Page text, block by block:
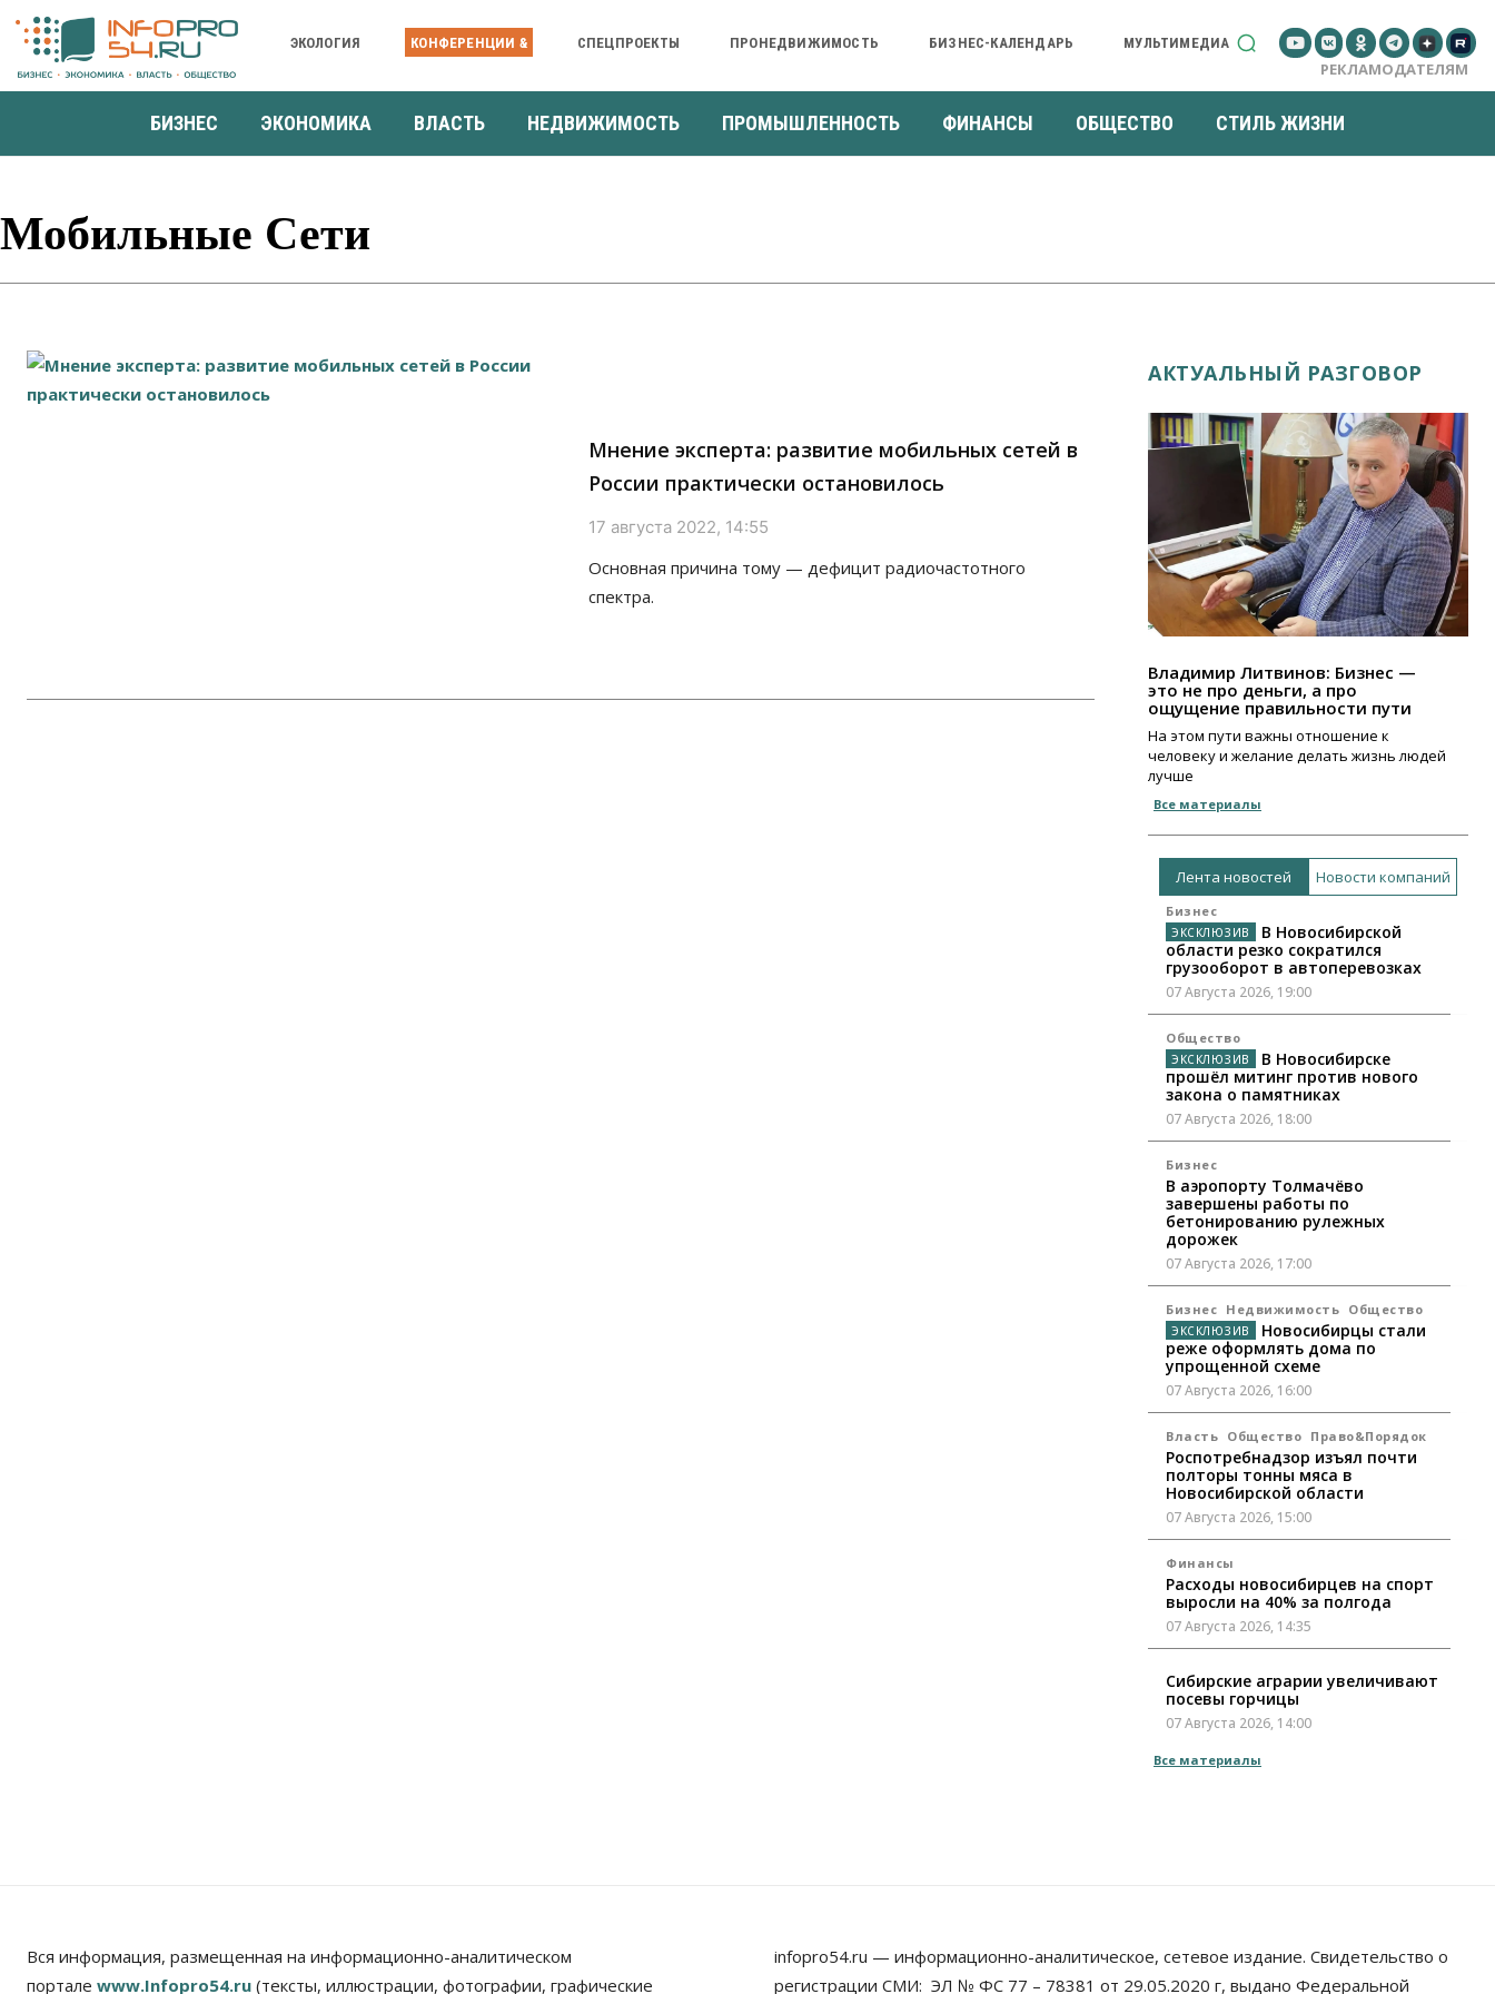
ЭКОЛОГИЯ КОНФЕРЕНЦИИ & СПЕЦПРОЕКТЫ ПРОНЕДВИЖИМОСТЬ БИЗНЕС-КАЛЕНДАРЬ МУЛЬТИМЕДИА
РЕКЛАМОДАТЕЛЯМ
БИЗНЕС ЭКОНОМИКА ВЛАСТЬ НЕДВИЖИМОСТЬ ПРОМЫШЛЕННОСТЬ ФИНАНСЫ ОБЩЕСТВО СТИЛЬ ЖИЗНИ
Мобильные Сети
Мнение эксперта: развитие мобильных сетей в
России практически остановилось
17 августа 2022, 14:55
Основная причина тому — дефицит радиочастотного
спектра.
АКТУАЛЬНЫЙ РАЗГОВОР
Владимир Литвинов: Бизнес —
это не про деньги, а про
ощущение правильности пути
На этом пути важны отношение к
человеку и желание делать жизнь людей
лучше
Все материалы
Лента новостей Новости компаний
Бизнес
В Новосибирской
области резко сократился
грузооборот в автоперевозках
07 Августа 2026, 19:00
Общество
В Новосибирске
прошёл митинг против нового
закона о памятниках
07 Августа 2026, 18:00
Бизнес
В аэропорту Толмачёво
завершены работы по
бетонированию рулежных
дорожек
07 Августа 2026, 17:00
Бизнес Недвижимость Общество
Новосибирцы стали
реже оформлять дома по
упрощенной схеме
07 Августа 2026, 16:00
Власть Общество Право&Порядок
Роспотребнадзор изъял почти
полторы тонны мяса в
Новосибирской области
07 Августа 2026, 15:00
Финансы
Расходы новосибирцев на спорт
выросли на 40% за полгода
07 Августа 2026, 14:35
Сибирские аграрии увеличивают
посевы горчицы
07 Августа 2026, 14:00
Власть
«поставили машины на прикол»
07 Августа 2026, 13:00
Все материалы
Вся информация, размещенная на информационно-аналитическом
портале www.Infopro54.ru (тексты, иллюстрации, фотографии, графические
infopro54.ru — информационно-аналитическое, сетевое издание. Свидетельство о
регистрации СМИ: ЭЛ № ФС 77 – 78381 от 29.05.2020 г, выдано Федеральной